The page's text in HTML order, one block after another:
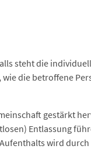
steht die
die betroffene
gestärkt
Entlassung
wird